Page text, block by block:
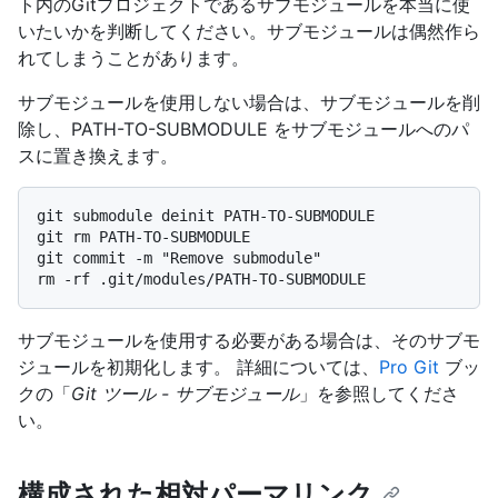
ト内のGitプロジェクトであるサブモジュールを本当に使
いたいかを判断してください。サブモジュールは偶然作ら
れてしまうことがあります。
サブモジュールを使用しない場合は、サブモジュールを削
除し、PATH-TO-SUBMODULE をサブモジュールへのパ
スに置き換えます。
git submodule deinit PATH-TO-SUBMODULE
git rm PATH-TO-SUBMODULE
git commit -m "Remove submodule"
サブモジュールを使用する必要がある場合は、そのサブモ
ジュールを初期化します。 詳細については、 Pro Git ブッ
クの「Git ツール - サブモジュール」を参照してくださ
い。